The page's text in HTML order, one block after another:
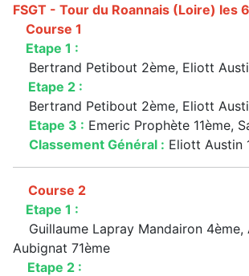
FSGT - Tour du Roannais (Loire) les
Course 1
Etape 1 :
Bertrand Petibout 2ème, Eliott
Etape 2 :
Bertrand Petibout 2ème, Eliott
Etape 3 : Emeric Prophète 11ème,
Classement Général : Eliott Austin
Course 2
Etape 1 :
Guillaume Lapray Mandairon 4ème,
Aubignat 71ème
Etape 2 :